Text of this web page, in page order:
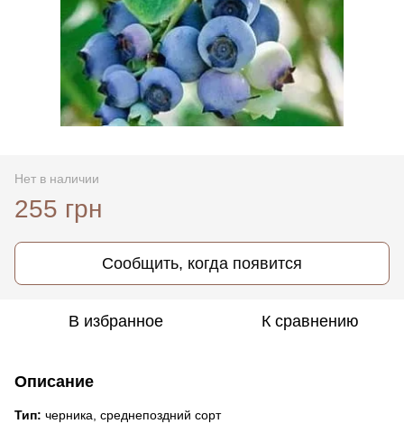
Нет в наличии
255 грн
Сообщить, когда появится
В избранное К сравнению
Описание
Тип: черника, среднепоздний сорт